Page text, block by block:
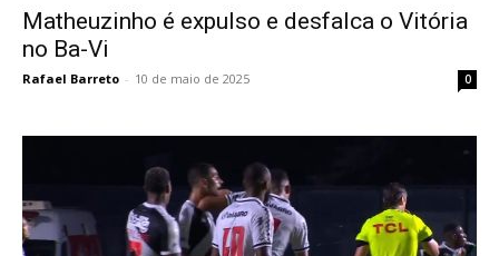
Matheuzinho é expulso e desfalca o Vitória
no Ba-Vi
Rafael Barreto - 10 de maio de 2025 0